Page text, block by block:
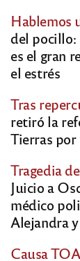
Hablemos
del pocillo:
es el gran
el estrés
Tras
retiró la
Tierras
Tragedia
Juicio a
médico
Alejandra
Causa